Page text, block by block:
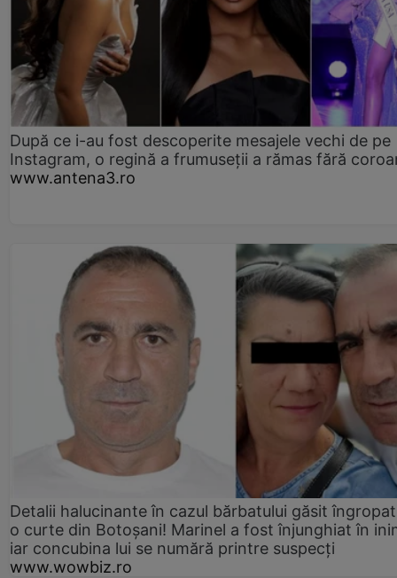
După ce i-au fost descoperite mesajele vechi de pe
Instagram, o regină a frumuseții a rămas fără
www.antena3.ro
Detalii halucinante în cazul bărbatului găsit
o curte din Botoșani! Marinel a fost înjunghiat în
iar concubina lui se numără printre suspecți
www.wowbiz.ro